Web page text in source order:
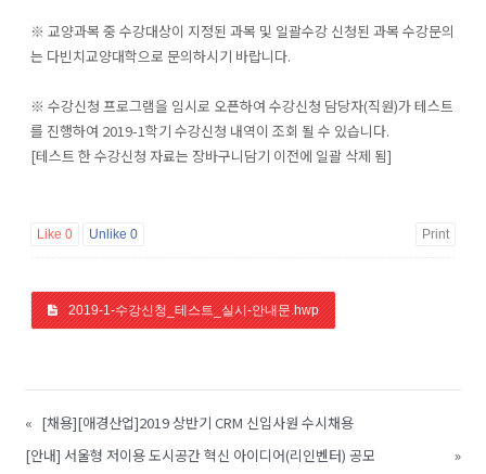
※ 교양과목 중 수강대상이 지정된 과목 및 일괄수강 신청된 과목 수강문의
는 다빈치교양대학으로 문의하시기 바랍니다.
※ 수강신청 프로그램을 임시로 오픈하여 수강신청 담당자(직원)가 테스트
를 진행하여 2019-1학기 수강신청 내역이 조회 될 수 있습니다.
[테스트 한 수강신청 자료는 장바구니담기 이전에 일괄 삭제 됨]
Like 0 Unlike 0 Print
2019-1-수강신청_테스트_실시-안내문.hwp
« [채용][애경산업]2019 상반기 CRM 신입사원 수시채용
[안내] 서울형 저이용 도시공간 혁신 아이디어(리인벤터) 공모
»